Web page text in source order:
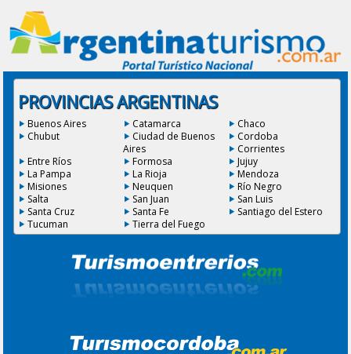
PROVINCIAS ARGENTINAS
Buenos Aires Catamarca
Chaco
Chubut
Ciudad de Buenos
Aires
Cordoba
Corrientes
Entre Ríos
Formosa
Jujuy
La Pampa
La Rioja
Mendoza
Misiones
Neuquen
Río Negro
Salta
San Juan
San Luis
Santa Cruz
Santa Fe
Santiago del Estero
Tucuman
Tierra del Fuego